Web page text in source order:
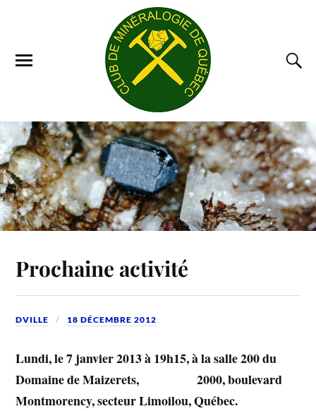
Prochaine activité
DVILLE 18 DÉCEMBRE 2012
Lundi, le 7 janvier 2013 à 19h15, à la salle 200 du
Domaine de Maizerets, 2000, boulevard
Montmorency, secteur Limoilou, Québec.